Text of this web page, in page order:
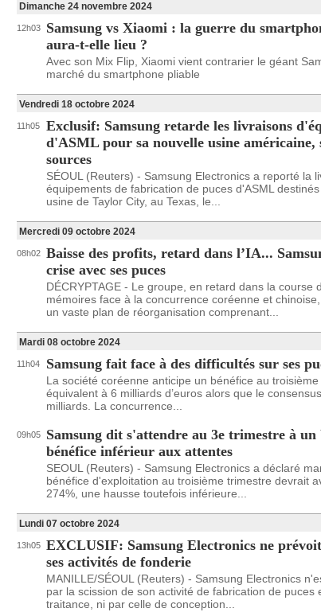
Dimanche 24 novembre 2024
12h03
Samsung vs Xiaomi : la guerre du
aura-t-elle lieu ?
Avec son Mix Flip, Xiaomi vient contrarier le géant
marché du smartphone pliable
Vendredi 18 octobre 2024
11h05
Exclusif: Samsung retarde les livraisons
d'ASML pour sa nouvelle usine américaine,
sources
SÉOUL (Reuters) - Samsung Electronics a reporté la
équipements de fabrication de puces d'ASML
usine de Taylor City, au Texas, le...
Mercredi 09 octobre 2024
08h02 Baisse des profits, retard dans l’IA...
crise avec ses puces
DÉCRYPTAGE - Le groupe, en retard dans la course
mémoires face à la concurrence coréenne et
un vaste plan de réorganisation comprenant...
Mardi 08 octobre 2024
11h04 Samsung fait face à des difficultés sur ses
La société coréenne anticipe un bénéfice au
équivalent à 6 milliards d’euros alors que le
milliards. La concurrence...
09h05
Samsung dit s'attendre au 3e trimestre à un
bénéfice inférieur aux attentes
SEOUL (Reuters) - Samsung Electronics a déclaré
bénéfice d'exploitation au troisième trimestre devrait
274%, une hausse toutefois inférieure...
Lundi 07 octobre 2024
13h05 EXCLUSIF: Samsung Electronics ne
ses activités de fonderie
MANILLE/SÉOUL (Reuters) - Samsung Electronics
par la scission de son activité de fabrication de puces
traitance, ni par celle de conception...